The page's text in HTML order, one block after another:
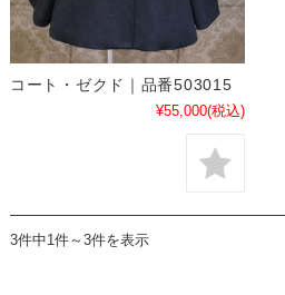
コート・ゼクド｜品番503015
¥55,000(税込)
3件中1件～3件を表示